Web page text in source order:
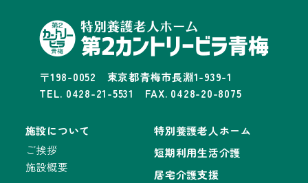
〒198-0052 東京都青梅市長淵1-939-1
TEL. 0428-21-5531 FAX. 0428-20-8075
施設について
ご挨拶
施設概要
特別養護老人ホーム
短期利用生活介護
居宅介護支援